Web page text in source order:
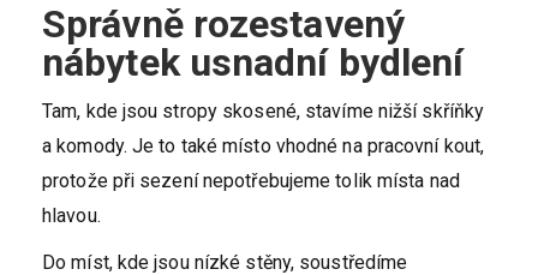
Správně rozestavený
nábytek usnadní bydlení
Tam, kde jsou stropy skosené, stavíme nižší skříňky
a komody. Je to také místo vhodné na pracovní kout,
protože při sezení nepotřebujeme tolik místa nad
hlavou.
Do míst, kde jsou nízké stěny, soustředíme